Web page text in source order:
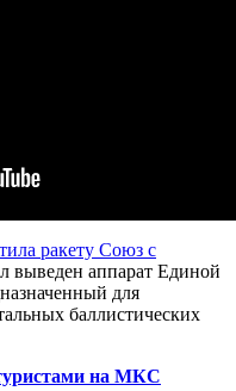
ракету Союз с
выведен аппарат Единой
для
баллистических
на МКС